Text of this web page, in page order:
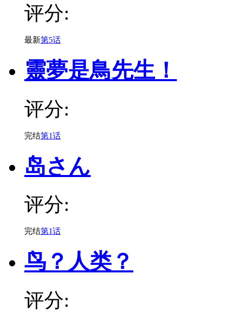
评分:
最新第5话
靈夢是鳥先生！
评分:
完结第1话
岛さん
评分:
完结第1话
鸟？人类？
评分: